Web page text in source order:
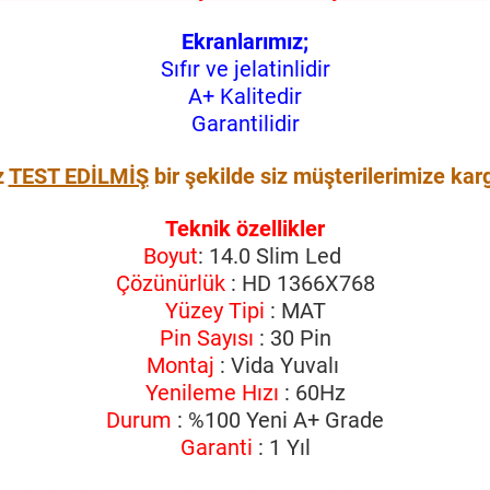
Ekranlarımız;
Sıfır ve jelatinlidir
A+ Kalitedir
Garantilidir
TEST EDİLMİŞbir şekilde siz müşterilerimize
Teknik özellikler
Boyut: 14.0 Slim Led
Çözünürlük: HD 1366X768
Yüzey Tipi : MAT
Pin Sayısı : 30 Pin
Montaj : Vida Yuvalı
Yenileme Hızı : 60Hz
Durum : %100 Yeni A+ Grade
Garanti : 1 Yıl